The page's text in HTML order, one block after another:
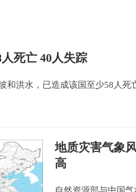
死亡 40人失踪
和洪水，已造成该国至少58人死
地质灾害气象
高
自然资源部与中国